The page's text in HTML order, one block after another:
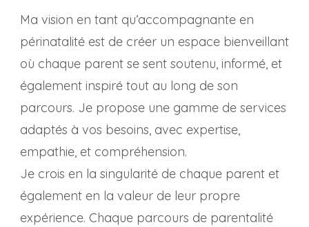
Ma vision en tant qu’accompagnante en
périnatalité est de créer un espace bienveillant
où chaque parent se sent soutenu, informé, et
également inspiré tout au long de son
parcours. Je propose une gamme de services
adaptés à vos besoins, avec expertise,
empathie, et compréhension.
Je crois en la singularité de chaque parent et
également en la valeur de leur propre
expérience. Chaque parcours de parentalité